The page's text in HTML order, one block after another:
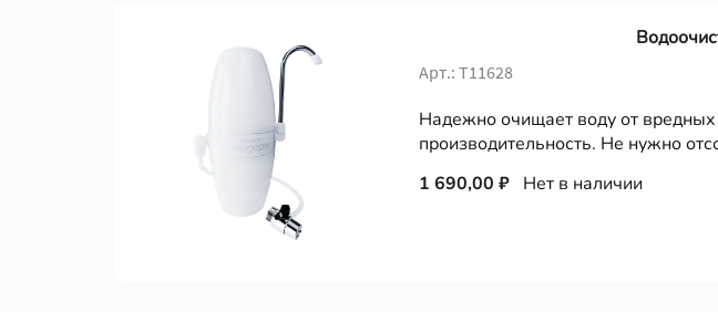
Арт.: Т11628
Надежно очищает воду от
производительность. Не нужно
1 690,00 ₽ Нет в наличии